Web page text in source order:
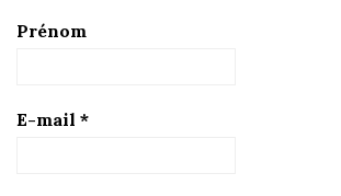
Prénom
E-mail *